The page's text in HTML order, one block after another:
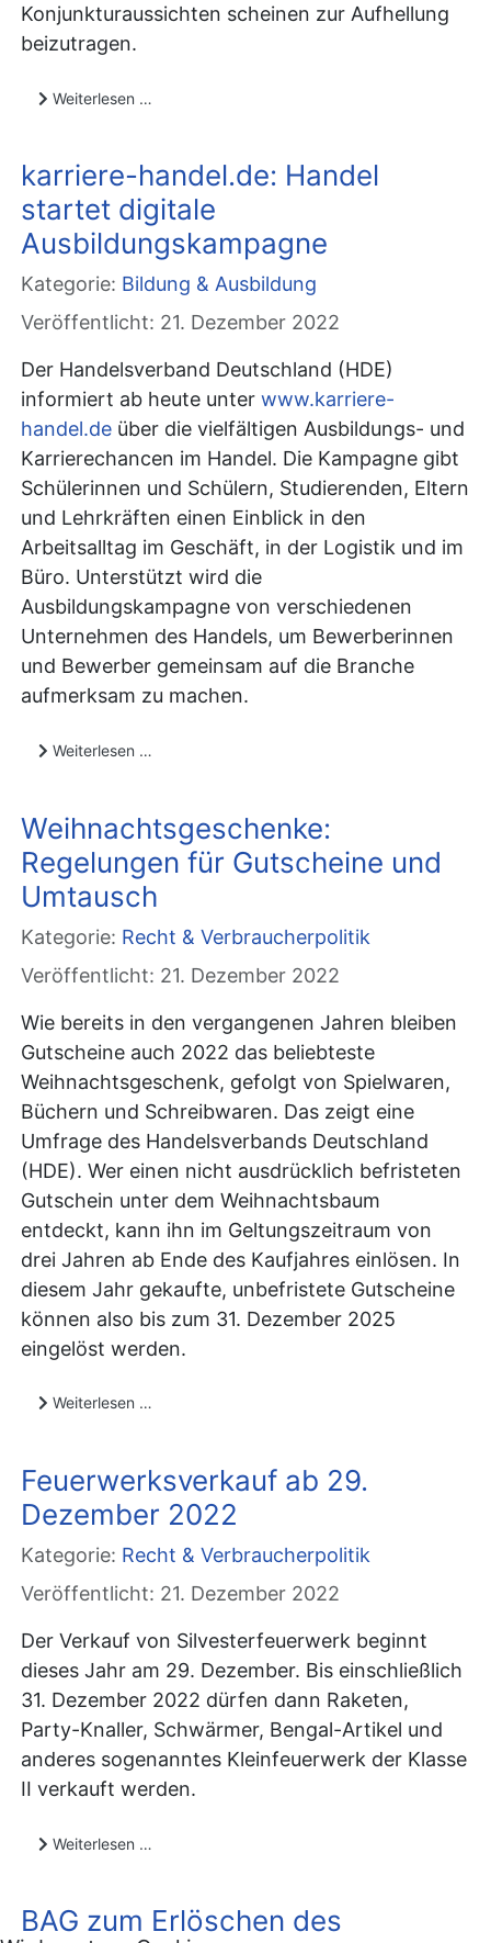
Konjunkturaussichten scheinen zur Aufhellung
beizutragen.
Weiterlesen …
karriere-handel.de: Handel
startet digitale
Ausbildungskampagne
Kategorie: Bildung & Ausbildung
Veröffentlicht: 21. Dezember 2022
Der Handelsverband Deutschland (HDE)
informiert ab heute unterwww.karriere-
handel.de über die vielfältigen Ausbildungs- und
Karrierechancen im Handel. Die Kampagne gibt
Schülerinnen und Schülern, Studierenden, Eltern
und Lehrkräften einen Einblick in den
Arbeitsalltag im Geschäft, in der Logistik und im
Büro. Unterstützt wird die
Ausbildungskampagne von verschiedenen
Unternehmen des Handels, um Bewerberinnen
und Bewerber gemeinsam auf die Branche
aufmerksam zu machen.
Weiterlesen …
Weihnachtsgeschenke:
Regelungen für Gutscheine und
Umtausch
Kategorie: Recht & Verbraucherpolitik
Veröffentlicht: 21. Dezember 2022
Wie bereits in den vergangenen Jahren bleiben
Gutscheine auch 2022 das beliebteste
Weihnachtsgeschenk, gefolgt von Spielwaren,
Büchern und Schreibwaren. Das zeigt eine
Umfrage des Handelsverbands Deutschland
(HDE). Wer einen nicht ausdrücklich befristeten
Gutschein unter dem Weihnachtsbaum
entdeckt, kann ihn im Geltungszeitraum von
drei Jahren ab Ende des Kaufjahres einlösen. In
diesem Jahr gekaufte, unbefristete Gutscheine
können also bis zum 31. Dezember 2025
eingelöst werden.
Weiterlesen …
Feuerwerksverkauf ab 29.
Dezember 2022
Kategorie: Recht & Verbraucherpolitik
Veröffentlicht: 21. Dezember 2022
Der Verkauf von Silvesterfeuerwerk beginnt
dieses Jahr am 29. Dezember. Bis einschließlich
31. Dezember 2022 dürfen dann Raketen,
Party-Knaller, Schwärmer, Bengal-Artikel und
anderes sogenanntes Kleinfeuerwerk der Klasse
II verkauft werden.
Weiterlesen …
BAG zum Erlöschen des